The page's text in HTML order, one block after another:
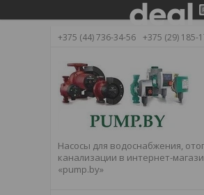
+375 (44) 736-34-56 +375 (29) 185-
Насосы для водоснабжения,
канализации в интернет-
«pump.by»